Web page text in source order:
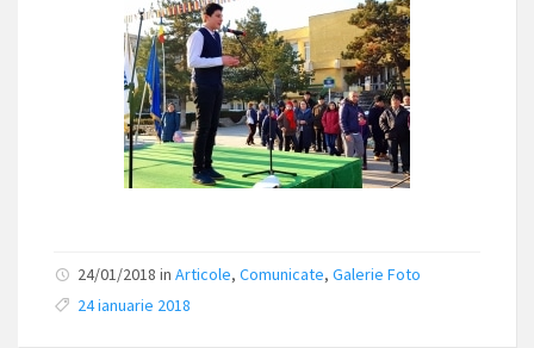
24/01/2018 in Articole, Comunicate, Galerie Foto
24 ianuarie 2018